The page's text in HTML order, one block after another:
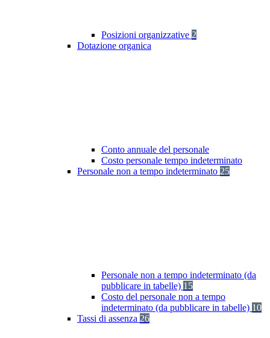
Posizioni organizzative 2
Dotazione organica
Conto annuale del personale
Costo personale tempo indeterminato
Personale non a tempo indeterminato 25
Personale non a tempo indeterminato (da
pubblicare in tabelle) 15
Costo del personale non a tempo
indeterminato (da pubblicare in tabelle) 10
Tassi di assenza 26